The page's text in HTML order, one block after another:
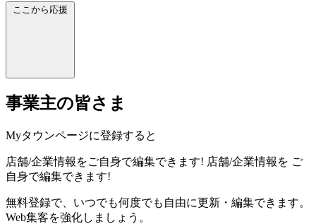
ここから応援
事業主の皆さま
Myタウンページに登録すると
店舗/企業情報をご自身で編集できます! 店舗/企業情報を ご
自身で編集できます!
無料登録で、いつでも何度でも自由に更新・編集できます。
Web集客を強化しましょう。